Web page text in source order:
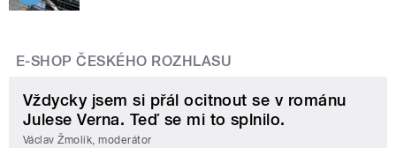
E-SHOP ČESKÉHO ROZHLASU
Vždycky jsem si přál ocitnout se v románu
Julese Verna. Teď se mi to splnilo.
Václav Žmolík, moderátor